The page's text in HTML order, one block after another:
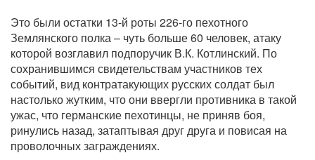
Это были остатки 13-й роты 226-го пехотного
Землянского полка – чуть больше 60 человек, атаку
которой возглавил подпоручик В.К. Котлинский. По
сохранившимся свидетельствам участников тех
событий, вид контратакующих русских солдат был
настолько жутким, что они ввергли противника в такой
ужас, что германские пехотинцы, не приняв боя,
ринулись назад, затаптывая друг друга и повисая на
проволочных заграждениях.